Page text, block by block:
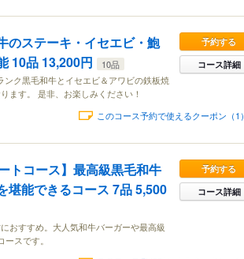
のステーキ・イセエビ・鮑
10品 13,200円
10品
ク黒毛和牛とイセエビ＆アワビの鉄板焼
ます。 是非、お楽しみください！
予約する
コース詳細
このコース予約で使えるクーポン（1）
トコース】最高級黒毛和牛
堪能できるコース 7品 5,500
おすすめ。大人気和牛バーガーや最高級
スです。
予約する
コース詳細